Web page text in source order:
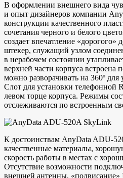
В оформлении внешнего вида
и опыт дизайнеров компании
конструкции качественного
сочетания черного и белого
создает впечатление
штекер, служащий узлом
в нерабочем состоянии
верхней части корпуса встроена
можно разворачивать на 360º для
Слот для установки телефонной
левом торце корпуса. Режимы
отслеживаются по встроенным
К достоинствам AnyData ADU-
качественные материалы,
скорость работы в местах с
Отсутствие возможности
внешней антенны, «подвисание»